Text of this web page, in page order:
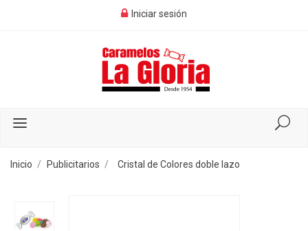
Iniciar sesión
Inicio Publicitarios Cristal de Colores doble lazo